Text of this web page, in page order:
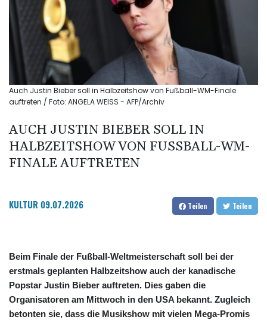
Auch Justin Bieber soll in Halbzeitshow von Fußball-WM-Finale
auftreten / Foto: ANGELA WEISS - AFP/Archiv
AUCH JUSTIN BIEBER SOLL IN
HALBZEITSHOW VON FUSSBALL-WM-F
INALE AUFTRETEN
KULTUR 09.07.2026 Teilen Teilen
Beim Finale der Fußball-Weltmeisterschaft soll bei der
erstmals geplanten Halbzeitshow auch der kanadische
Popstar Justin Bieber auftreten. Dies gaben die
Organisatoren am Mittwoch in den USA bekannt. Zugleich
betonten sie, dass die Musikshow mit vielen Mega-Promis